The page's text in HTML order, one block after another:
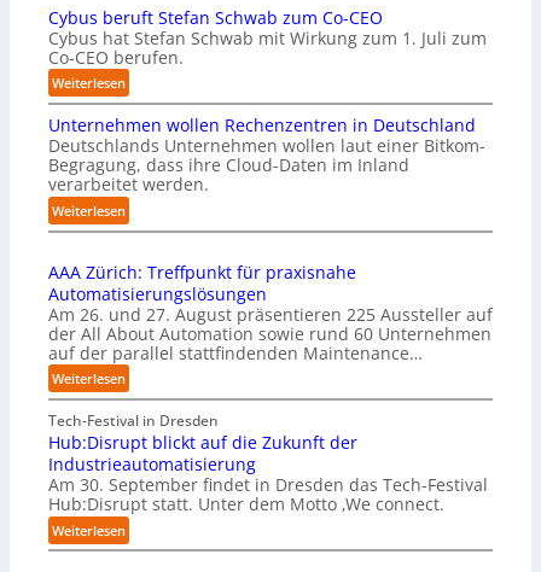
u
f
d
i
e
m
p
l
e
m
e
t
i
e
r
u
n
g
a
n
“
-
K
o
m
i
s
s
i
o
n
t
a
r
t
e
t
B
i
e
t
e
r
v
e
r
Cybus beruft Stefan Schwab zum Co-CEO
Cybus hat Stefan Schwab mit Wirkung zum 1. Juli zum
Co-CEO berufen.
Weiterlesen:
C
y
b
u
s
b
e
u
f
t
S
t
e
f
n
S
c
h
w
a
b
Unternehmen wollen Rechenzentren in Deutschland
Deutschlands Unternehmen wollen laut einer Bitkom-
Begragung, dass ihre Cloud-Daten im Inland
verarbeitet werden.
Weiterlesen:
U
t
e
r
n
e
m
w
o
l
l
e
AAA Zürich: Treffpunkt für praxisnahe
Automatisierungslösungen
Am 26. und 27. August präsentieren 225 Aussteller auf
der All About Automation sowie rund 60 Unternehmen
auf der parallel stattfindenden Maintenance…
Weiterlesen:
A
A
A
Z
ü
r
i
c
Tech-Festival in Dresden
Hub:Disrupt blickt auf die Zukunft der
Industrieautomatisierung
Am 30. September findet in Dresden das Tech-Festival
Hub:Disrupt statt. Unter dem Motto ‚We connect.
Weiterlesen:
H